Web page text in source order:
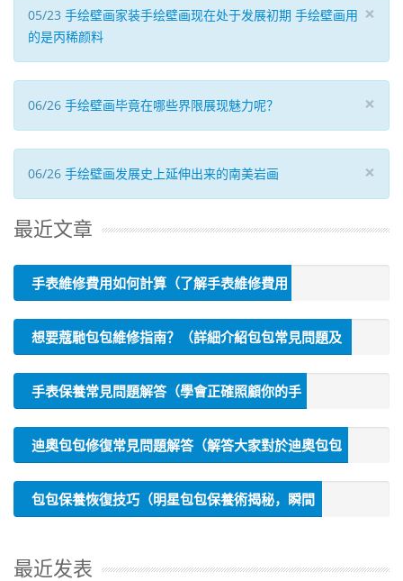
×
05/23 手绘壁画家装手绘壁画现在处于发展初期 手绘壁画用
的是丙稀颜料
×
06/26 手绘壁画毕竟在哪些界限展现魅力呢？
×
06/26 手绘壁画发展史上延伸出来的南美岩画
最近文章
手表維修費用如何計算（了解手表維修費用
的計算方法）
想要蔻馳包包維修指南？（詳細介紹包包常見問題及
解決辦法）
​手表保養常見問題解答（學會正確照顧你的手
表）
迪奧包包修復常見問題解答（解答大家對於迪奧包包
修復的疑惑）
包包保養恢復技巧（明星包包保養術揭秘，瞬間
最近发表